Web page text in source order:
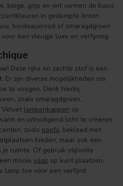
beige, grijs en wit vormen de basis
in gedempte tinten
bordeauxrood of smaragdgroen
een vleugje luxe en verfijning.
Deze rijke en zachte stof is een
Er zijn diverse mogelijkheden om
te voegen. Denk hierbij
zoals smaragdgroen,
Velvet lampenkappen op
en uitnodigend licht te creëren.
zoals poefs, bekleed met
bieden, maar ook een
ruimte. Of gebruik stijlvolle
mooie vaas op kunt plaatsen.
lamp toe voor een verfijnd